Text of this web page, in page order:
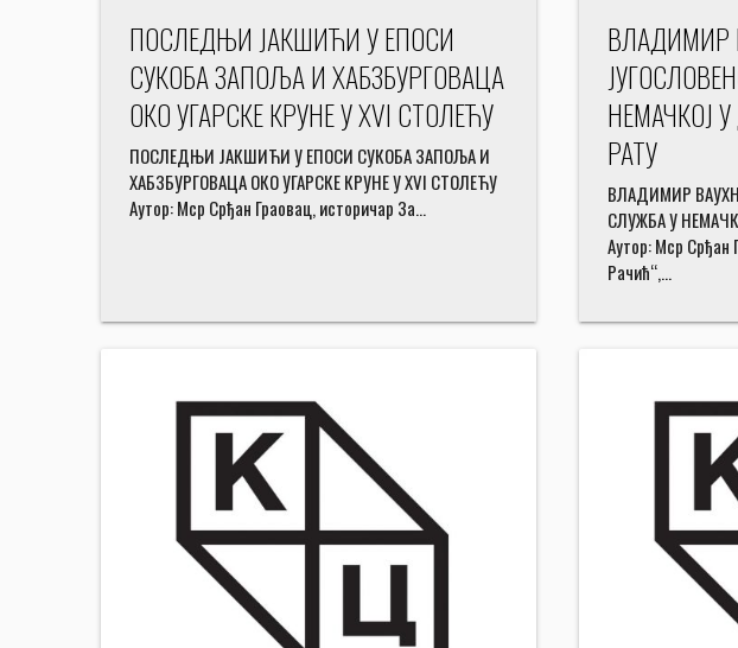
ПОСЛЕДЊИ ЈАКШИЋИ У ЕПОСИ
СУКОБА ЗАПОЉА И ХАБЗБУРГОВАЦА
ОКО УГАРСКЕ КРУНЕ У XVI СТОЛЕЋУ
ПОСЛЕДЊИ ЈАКШИЋИ У ЕПОСИ СУКОБА ЗАПОЉА И
ХАБЗБУРГОВАЦА ОКО УГАРСКЕ КРУНЕ У XVI СТОЛЕЋУ
Аутор: Мср Срђан Граовац, историчар За…
ВЛАДИМИР
НЕМАЧКОЈ
РАТУ
ВЛАДИМИР
СЛУЖБА У
Аутор: Мср Срђан
Рачић“,…